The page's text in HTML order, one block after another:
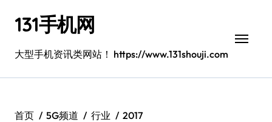
131手机网
大型手机资讯类网站！ https://www.131shouji.com
首页 5G频道 行业
2017